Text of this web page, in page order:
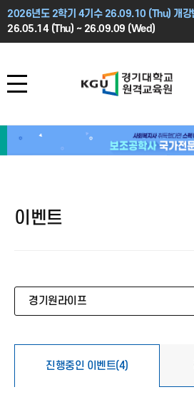
2026년도 2학기 4기수 26.09.10 (Thu) 개강
26.05.14 (Thu) ~ 26.09.09 (Wed)
경
이벤트
진행중인 이벤트(4)